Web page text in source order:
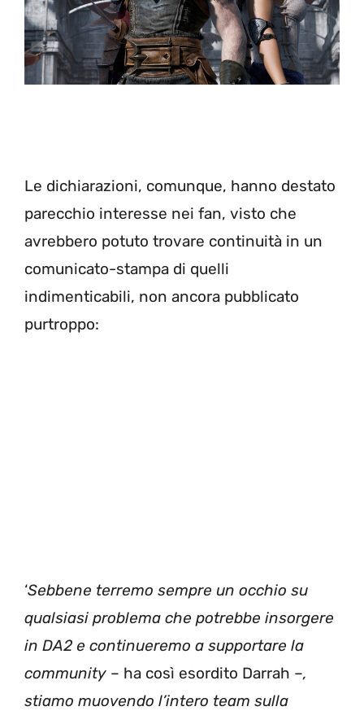
Le dichiarazioni, comunque, hanno destato
parecchio interesse nei fan, visto che
avrebbero potuto trovare continuità in un
comunicato-stampa di quelli
indimenticabili, non ancora pubblicato
purtroppo:
‘Sebbene terremo sempre un occhio su
qualsiasi problema che potrebbe insorgere
in DA2 e continueremo a supportare la
community – ha così esordito Darrah –,
stiamo muovendo l’intero team sulla